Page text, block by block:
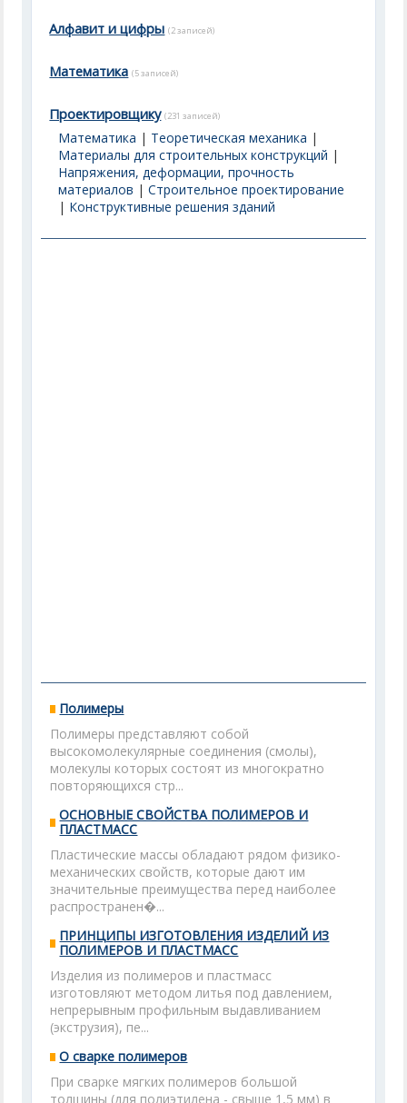
Алфавит и цифры (2 записей)
Математика (5 записей)
Проектировщику (231 записей)
Математика | Теоретическая механика |
Материалы для строительных конструкций |
Напряжения, деформации, прочность
материалов |Строительное проектирование
| Конструктивные решения зданий
Полимеры
Полимеры представляют собой
высокомолекулярные соединения (смолы),
молекулы которых состоят из многократно
повторяющихся стр...
ОСНОВНЫЕ СВОЙСТВА ПОЛИМЕРОВ И
ПЛАСТМАСС
Пластические массы обладают рядом физико-
механических свойств, которые дают им
значительные преимущества перед наиболее
распространен�...
ПРИНЦИПЫ ИЗГОТОВЛЕНИЯ ИЗДЕЛИЙ ИЗ
ПОЛИМЕРОВ И ПЛАСТМАСС
Изделия из полимеров и пластмасс
изготовляют методом литья под давлением,
непрерывным профильным выдавливанием
(экструзия), пе...
О сварке полимеров
При сварке мягких полимеров большой
толщины (для полиэтилена - свыше 1,5 мм) в